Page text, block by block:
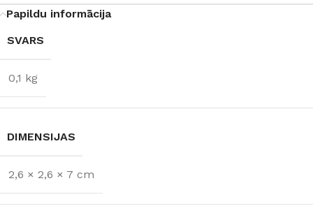
Papildu informācija
SVARS
0,1 kg
DIMENSIJAS
2,6 × 2,6 × 7 cm